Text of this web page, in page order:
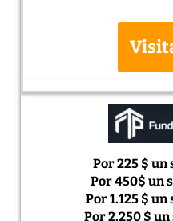
Por 225 $ un
Por 450$ un
Por 1.125 $
Por 2.250 $